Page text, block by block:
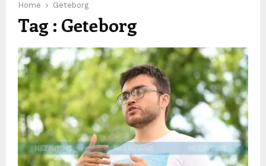
Home Geteborg
Tag : Geteborg